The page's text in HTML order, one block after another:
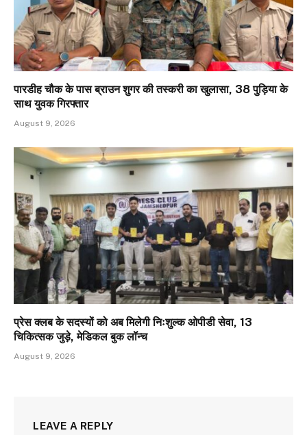
पारडीह चौक के पास ब्राउन शुगर की तस्करी का खुलासा, 38 पुड़िया के
साथ युवक गिरफ्तार
August 9, 2026
प्रेस क्लब के सदस्यों को अब मिलेगी निःशुल्क ओपीडी सेवा, 13
चिकित्सक जुड़े, मेडिकल बुक लॉन्च
August 9, 2026
LEAVE A REPLY